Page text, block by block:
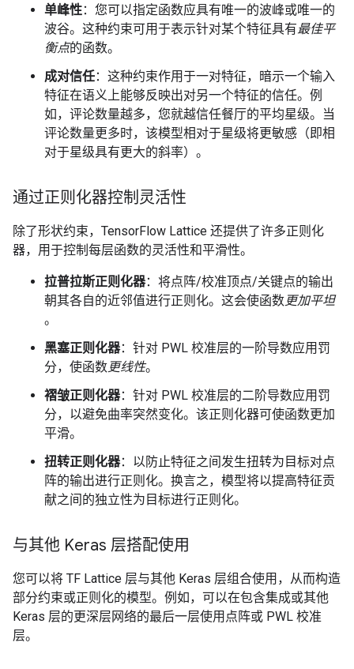
单峰性：您可以指定函数应具有唯一的波峰或唯一的
波谷。这种约束可用于表示针对某个特征具有最佳平
衡点的函数。
成对信任：这种约束作用于一对特征，暗示一个输入
特征在语义上能够反映出对另一个特征的信任。例
如，评论数量越多，您就越信任餐厅的平均星级。当
评论数量更多时，该模型相对于星级将更敏感（即相
对于星级具有更大的斜率）。
通过正则化器控制灵活性
除了形状约束，TensorFlow Lattice 还提供了许多正则化
器，用于控制每层函数的灵活性和平滑性。
拉普拉斯正则化器：将点阵/校准顶点/关键点的输出
朝其各自的近邻值进行正则化。这会使函数更加平坦
。
黑塞正则化器：针对 PWL 校准层的一阶导数应用罚
分，使函数更线性。
褶皱正则化器：针对 PWL 校准层的二阶导数应用罚
分，以避免曲率突然变化。该正则化器可使函数更加
平滑。
扭转正则化器：以防止特征之间发生扭转为目标对点
阵的输出进行正则化。换言之，模型将以提高特征贡
献之间的独立性为目标进行正则化。
与其他 Keras 层搭配使用
您可以将 TF Lattice 层与其他 Keras 层组合使用，从而构造
部分约束或正则化的模型。例如，可以在包含集成或其他
Keras 层的更深层网络的最后一层使用点阵或 PWL 校准
层。